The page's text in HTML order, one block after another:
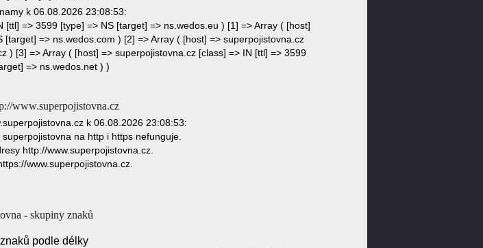
k 06.08.2026 23:08:53:
=> 3599 [type] => NS [target] => ns.wedos.eu ) [1] => Array ( [host]
=> ns.wedos.com ) [2] => Array ( [host] => superpojistovna.cz
) [3] => Array ( [host] => superpojistovna.cz [class] => IN [ttl] => 3599
=> ns.wedos.net ) )
www.superpojistovna.cz
k 06.08.2026 23:08:53:
na http i https nefunguje.
http://www.superpojistovna.cz.
www.superpojistovna.cz.
- skupiny znaků
podle délky